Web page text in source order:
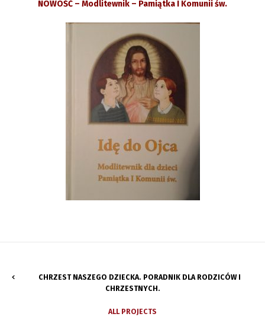
NOWOŚĆ – Modlitewnik – Pamiątka I Komunii św.
CHRZEST NASZEGO DZIECKA. PORADNIK DLA RODZICÓW I
CHRZESTNYCH.
ALL PROJECTS